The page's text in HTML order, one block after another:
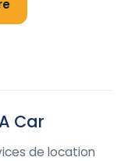
Car
de location